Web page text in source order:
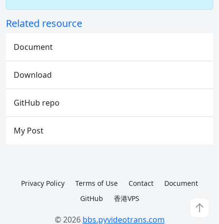
Related resource
Document
Download
GitHub repo
My Post
↑
Privacy Policy Terms of Use Contact
Document
GitHub
香港VPS
© 2026 bbs.pyvideotrans.com